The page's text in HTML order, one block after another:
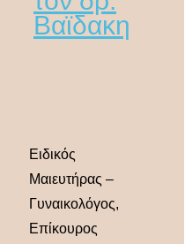
Βαϊδακη
Ειδικός
Μαιευτήρας –
Γυναικολόγος,
Επίκουρος